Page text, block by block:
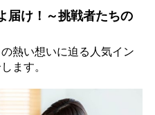
届け！～挑戦者たちの
熱い想いに迫る人気イン
ます。